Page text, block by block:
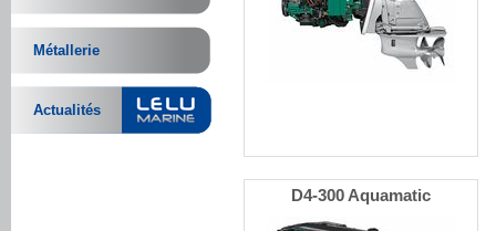
Métallerie
Actualités
D4-300 Aquamatic